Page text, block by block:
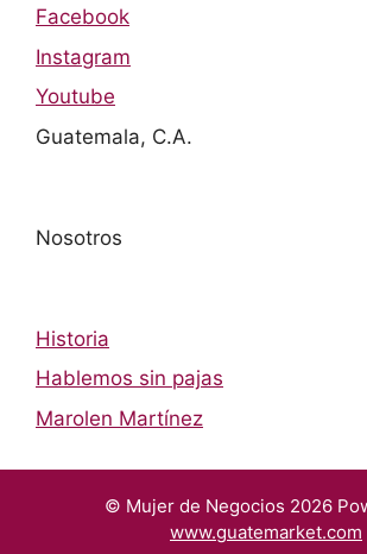
Facebook
Instagram
Youtube
Guatemala, C.A.
Nosotros
Historia
Hablemos sin pajas
Marolen Martínez
© Mujer de Negocios 2026
www.guatemarket.com